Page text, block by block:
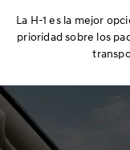
Interior
Comodidad
La H-1 es la mejor
prioridad sobre los